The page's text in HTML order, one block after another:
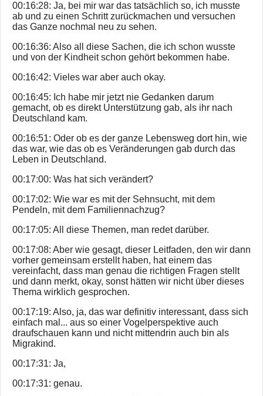
00:16:28: Ja, bei mir war das tatsächlich so, ich musste
ab und zu einen Schritt zurückmachen und versuchen
das Ganze nochmal neu zu sehen.
00:16:36: Also all diese Sachen, die ich schon wusste
und von der Kindheit schon gehört bekommen habe.
00:16:42: Vieles war aber auch okay.
00:16:45: Ich habe mir jetzt nie Gedanken darum
gemacht, ob es direkt Unterstützung gab, als ihr nach
Deutschland kam.
00:16:51: Oder ob es der ganze Lebensweg dort hin, wie
das war, wie das ob es Veränderungen gab durch das
Leben in Deutschland.
00:17:00: Was hat sich verändert?
00:17:02: Wie war es mit der Sehnsucht, mit dem
Pendeln, mit dem Familiennachzug?
00:17:05: All diese Themen, man redet darüber.
00:17:08: Aber wie gesagt, dieser Leitfaden, den wir dann
vorher gemeinsam erstellt haben, hat einem das
vereinfacht, dass man genau die richtigen Fragen stellt
und dann merkt, okay, sonst hätten wir nicht über dieses
Thema wirklich gesprochen.
00:17:19: Also, ja, das war definitiv interessant, dass sich
einfach mal... aus so einer Vogelperspektive auch
draufschauen kann und nicht mittendrin auch bin als
Migrakind.
00:17:31: Ja,
00:17:31: genau.